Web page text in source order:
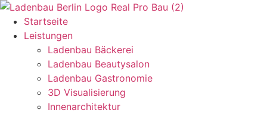
Zum
Inhalt
wechseln
Startseite
Leistungen
Ladenbau Bäckerei
Ladenbau Beautysalon
Ladenbau Gastronomie
3D Visualisierung
Innenarchitektur